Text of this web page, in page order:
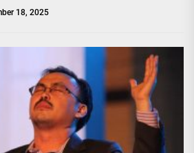
18, 2025